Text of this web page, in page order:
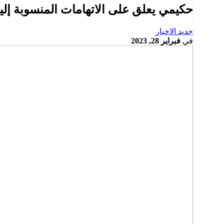
حكيمي يعلق على الاتهامات المنسوبة
جديد الاخبار
في فبراير 28, 2023